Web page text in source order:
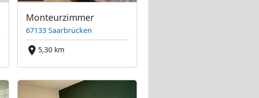
Monteurzimmer
67133 Saarbrücken
5,30 km